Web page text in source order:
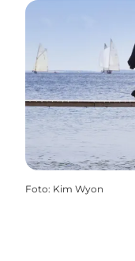
Foto: Kim Wyon